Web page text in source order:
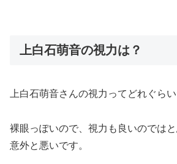
上白石萌音の視力は？
上白石萌音さんの視力ってどれぐら
裸眼っぽいので、視力も良いのではと
意外と悪いです。